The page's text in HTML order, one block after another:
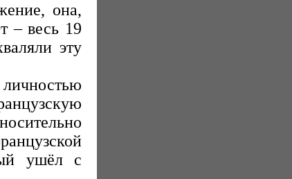
она,
– весь 19
эту
ушёл с